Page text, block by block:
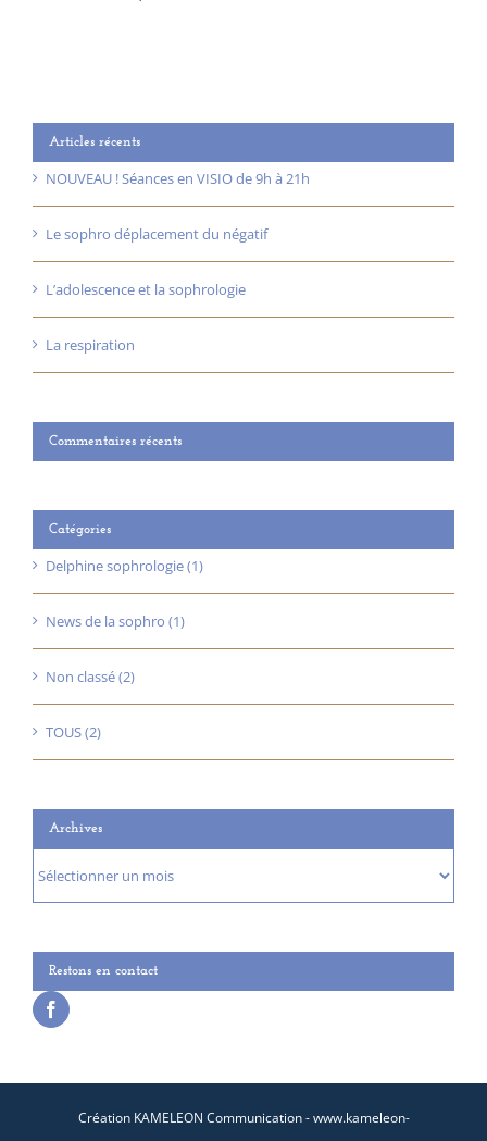
Articles récents
NOUVEAU ! Séances en VISIO de 9h à 21h
Le sophro déplacement du négatif
L’adolescence et la sophrologie
La respiration
Commentaires récents
Catégories
Delphine sophrologie (1)
News de la sophro (1)
Non classé (2)
TOUS (2)
Archives
Restons en contact
Création KAMELEON Communication - www.kameleon-